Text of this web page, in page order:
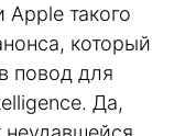
такого
который
повод для
Да,